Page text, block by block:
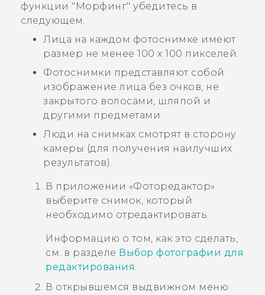
функции "‍ Морфинг"‍ убедитесь в
следующем.
Лица на каждом фотоснимке имеют
размер не менее 100 x 100 пикселей.
Фотоснимки представляют собой
изображение лица без очков, не
закрытого волосами, шляпой и
другими предметами.
Люди на снимках смотрят в сторону
камеры (для получения наилучших
результатов).
В приложении «Фоторедактор»
выберите снимок, который
необходимо отредактировать.
Информацию о том, как это сделать,
см. в разделе Выбор фотографии для
редактирования.
В открывшемся выдвижном меню